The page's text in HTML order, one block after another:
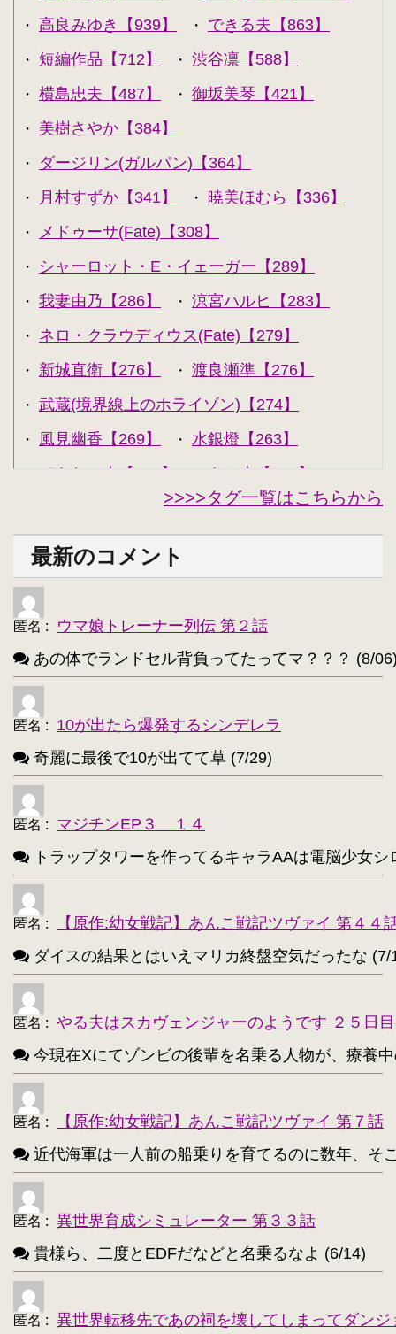
・ 高良みゆき【939】 ・ できる夫【863】
・ 短編作品【712】 ・ 渋谷凛【588】
・ 横島忠夫【487】 ・ 御坂美琴【421】
・ 美樹さやか【384】
・ ダージリン(ガルパン)【364】
・ 月村すずか【341】 ・ 暁美ほむら【336】
・ メドゥーサ(Fate)【308】
・ シャーロット・E・イェーガー【289】
・ 我妻由乃【286】 ・ 涼宮ハルヒ【283】
・ ネロ・クラウディウス(Fate)【279】
・ 新城直衛【276】 ・ 渡良瀬準【276】
・ 武蔵(境界線上のホライゾン)【274】
・ 風見幽香【269】 ・ 水銀燈【263】
できない夫【262】 キル夫【260】
セシリア・オルコット【240】
西住みほ【237】
・ ミーナ・ディートリンデ・ヴィルケ【223】
・ ニャル子【218】
・ ユウキ(SAO)【214】 ・ 古明地こいし【210】
・ アクア(このすば)【208】 キョン【205】
・ レミリア・スカーレット(東方project)【203】
・ アイリスフィール・フォン・アインツベルン【
・ 高町なのは【202】 ・
・ 響(艦これ)【197】 ・ 夜神月【196】
・ アティ(サモンナイト)【194】
・ 西住まほ【189】
・ サーニャ・V・リトヴャク【188】
・
・ 不知火(艦これ)【186】
・ めぐみん(このすば)【172】
・
・ 鹿目まどか【168】
>>>>タグ一覧はこちらから
最新のコメント
匿名 :
ウマ娘トレーナー列伝 第２話
あの体でランドセル背負ってたってマ？？？ (8/
匿名 :
10が出たら爆発するシンデレラ
奇麗に最後で10が出てて草 (7/29)
匿名 :
マジチンEP３ １４
トラップタワーを作ってるキャラAAは電脳少女シ
匿名 :
【原作:幼女戦記】あんこ戦記ツヴァイ 第４４
ダイスの結果とはいえマリカ終盤空気だったな (7/
匿名 : やる夫はスカヴェンジャーのようです ２５日
今現在Xにてゾンビの後輩を名乗る人物が、療養
匿名 :
【原作:幼女戦記】あんこ戦記ツヴァイ 第７話
近代海軍は一人前の船乗りを育てるのに数年、そ
匿名 : 異世界育成シミュレーター 第３３話
貴様ら、二度とEDFだなどと名乗るなよ (6/14)
匿名 : 異世界転移先であの祠を壊してしまってダン